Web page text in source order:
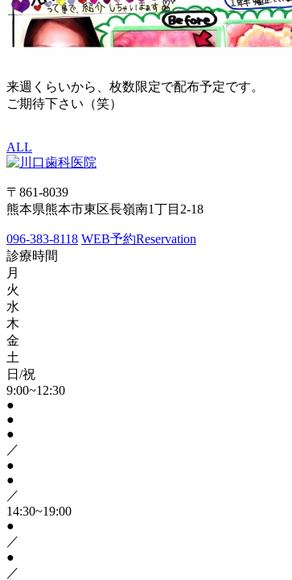
来週くらいから、枚数限定で配布予定です。
ご期待下さい（笑）
ALL
〒861-8039
熊本県熊本市東区長嶺南1丁目2-18
096-383-8118 WEB予約Reservation
診療時間
月
火
水
木
金
土
日/祝
9:00~12:30
●
●
●
／
●
●
／
14:30~19:00
●
／
●
／